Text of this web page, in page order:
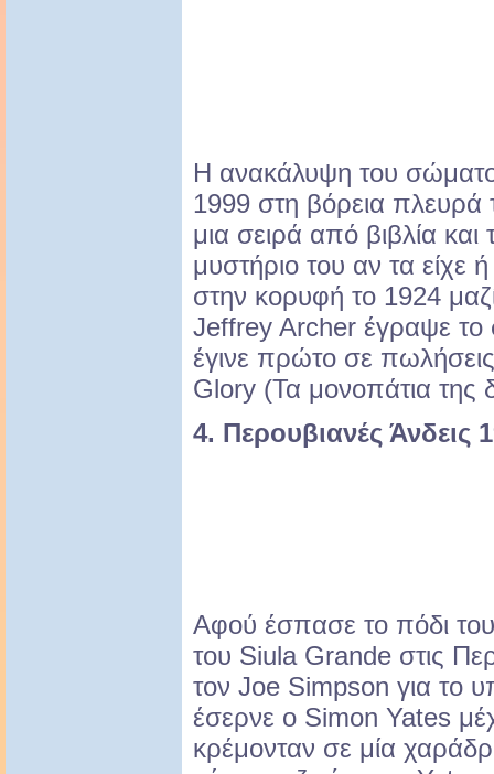
Η ανακάλυψη του
1999 στη βόρεια
μια σειρά από βιβλία και
μυστήριο του αν τα είχε
στην κορυφή το 1924
Jeffrey Archer έγραψε το
έγινε πρώτο σε
Glory (Τα μονοπάτια της
4. Περουβιανές Άνδεις
Αφού έσπασε το πόδι
του Siula Grande στις
τον Joe Simpson για το
έσερνε ο Simon Yates
κρέμονταν σε μία